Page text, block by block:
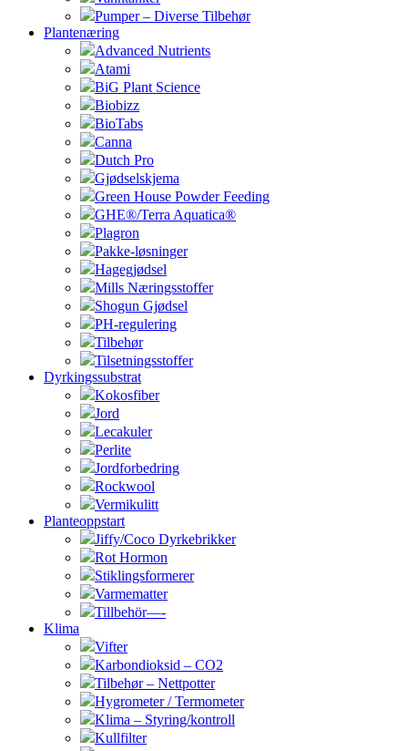
Pumper – Diverse Tilbehør
Plantenæring
Advanced Nutrients
Atami
BiG Plant Science
Biobizz
BioTabs
Canna
Dutch Pro
Gjødselskjema
Green House Powder Feeding
GHE®/Terra Aquatica®
Plagron
Pakke-løsninger
Hagegjødsel
Mills Næringsstoffer
Shogun Gjødsel
PH-regulering
Tilbehør
Tilsetningsstoffer
Dyrkingssubstrat
Kokosfiber
Jord
Lecakuler
Perlite
Jordforbedring
Rockwool
Vermikulitt
Planteoppstart
Jiffy/Coco Dyrkebrikker
Rot Hormon
Stiklingsformerer
Varmematter
Tillbehör—-
Klima
Vifter
Karbondioksid – CO2
Tilbehør – Nettpotter
Hygrometer / Termometer
Klima – Styring/kontroll
Kullfilter